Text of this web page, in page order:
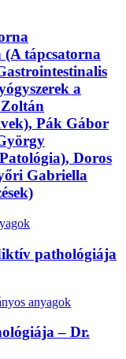
tápcsatorna
a
Pák Gábor
Doros
Gabriella
pathológiája
anyagok
– Dr.